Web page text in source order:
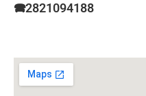
🕿2821094188